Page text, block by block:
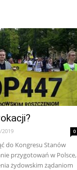
2019 0
do Kongresu Stanów
przygotowań w Polsce,
żydowskim żądaniom